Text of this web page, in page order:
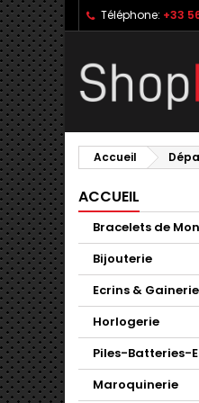
Téléphone: +33
Accueil
ACCUEIL
Bracelets de
Bijouterie
Ecrins & Gainerie
Horlogerie
Piles-Batteries-
Maroquinerie